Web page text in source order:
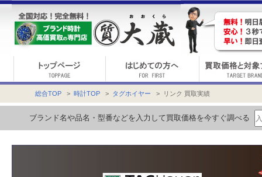
総合TOP > 時計TOP > タグホイヤー > リンク 買取実績
ブランド名や品名・型番などを入力して買取価格を今すぐ調べる